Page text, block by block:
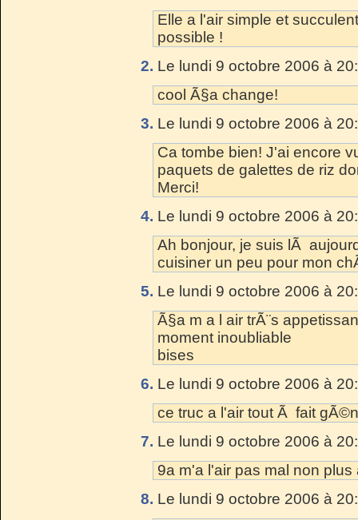
Elle a l'air simple et
possible !
2. Le lundi 9 octobre 2006 à
cool Ã§a change!
3. Le lundi 9 octobre 2006 à
Ca tombe bien! J'ai encore
paquets de galettes de riz
Merci!
4. Le lundi 9 octobre 2006 à
Ah bonjour, je suis lÃ
cuisiner un peu pour mon
5. Le lundi 9 octobre 2006 à
Ã§a m a l air trÃ¨s
moment inoubliable
bises
6. Le lundi 9 octobre 2006 à
ce truc a l'air tout Ã fait
7. Le lundi 9 octobre 2006 à
9a m'a l'air pas mal non plus
8. Le lundi 9 octobre 2006 à